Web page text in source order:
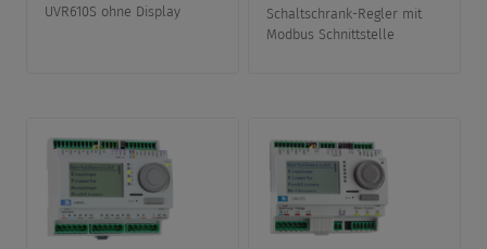
UVR610S ohne Display
Schaltschrank-Regler mit
Modbus Schnittstelle